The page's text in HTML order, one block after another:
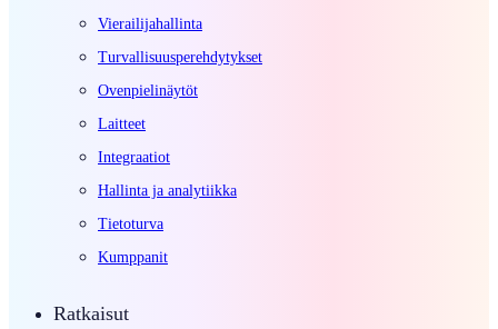
Vierailijahallinta
Turvallisuusperehdytykset
Ovenpielinäytöt
Laitteet
Integraatiot
Hallinta ja analytiikka
Tietoturva
Kumppanit
Ratkaisut